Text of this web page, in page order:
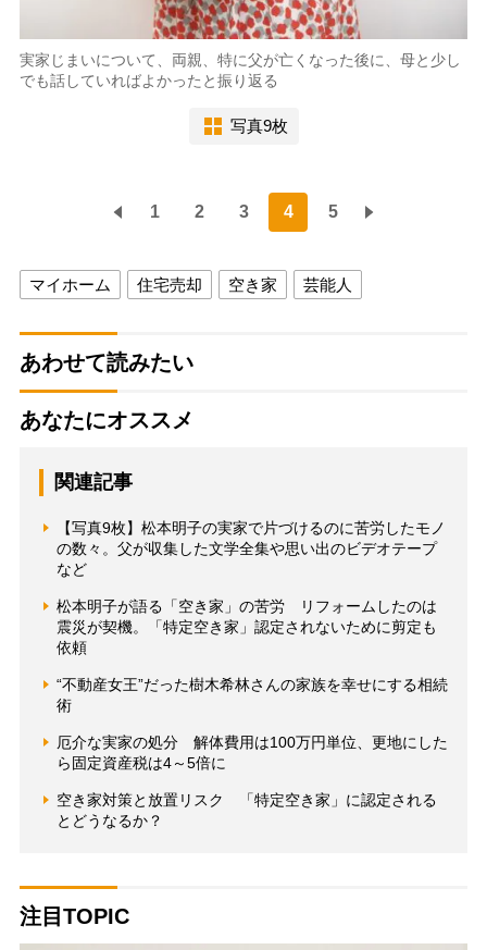
実家じまいについて、両親、特に父が亡くなった後に、母と少し
でも話していればよかったと振り返る
写真9枚
1 2 3 4 5
マイホーム 住宅売却 空き家 芸能人
あわせて読みたい
あなたにオススメ
関連記事
【写真9枚】松本明子の実家で片づけるのに苦労したモノ
の数々。父が収集した文学全集や思い出のビデオテープ
など
松本明子が語る「空き家」の苦労 リフォームしたのは
震災が契機。「特定空き家」認定されないために剪定も
依頼
“不動産女王”だった樹木希林さんの家族を幸せにする相続
術
厄介な実家の処分 解体費用は100万円単位、更地にした
ら固定資産税は4～5倍に
空き家対策と放置リスク 「特定空き家」に認定される
とどうなるか？
注目TOPIC